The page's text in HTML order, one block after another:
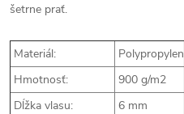
šetrne prať.
Materiál:
Polypropylen
Hmotnosť:
900 g/m2
Dĺžka vlasu:
6 mm